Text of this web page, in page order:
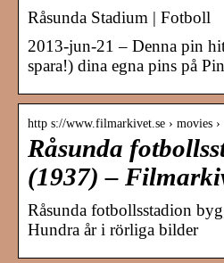
Råsunda Stadium | Fotboll
2013-jun-21 – Denna pin
spara!) dina egna pins på
http s://www.filmarkivet.se › movies ›
Råsunda
(1937) –
Råsunda fotbollsstadion
Hundra år i rörliga bilder